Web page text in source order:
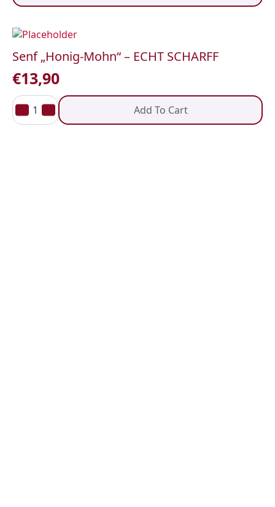
€99,00
through
€189,00
has
variants.
The
options
may
chosen
on
Senf „Honig-Mohn“ – ECHT SCHARFF
€13,90
Senf
„Honig-
Mohn“
Add To Cart